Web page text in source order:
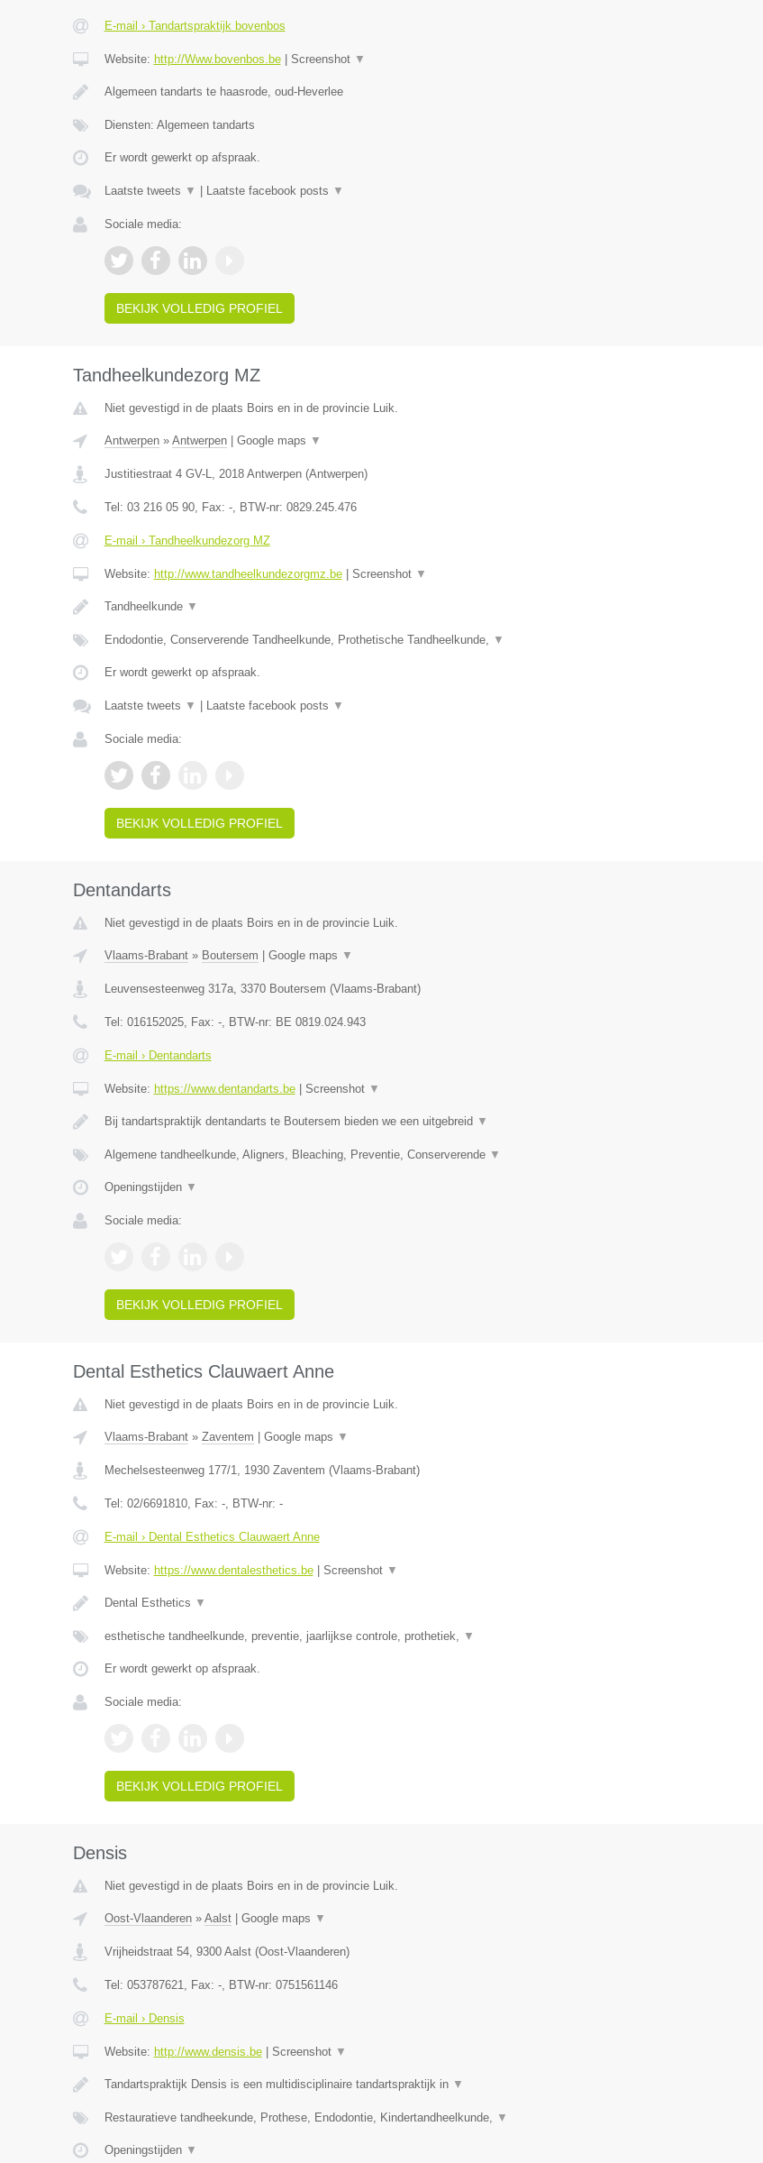
E-mail › Tandartspraktijk bovenbos
Website: http://Www.bovenbos.be| Screenshot ▼
Algemeen tandarts te haasrode, oud-Heverlee
Diensten: Algemeen tandarts
Er wordt gewerkt op afspraak.
Laatste tweets ▼ Laatste facebook posts ▼
Sociale media:
BEKIJK VOLLEDIG PROFIEL
Tandheelkundezorg MZ
Niet gevestigd in de plaats Boirs en in de provincie Luik.
Antwerpen» Antwerpen| Google maps ▼
Justitiestraat 4 GV-L, 2018 Antwerpen(Antwerpen)
Tel: 03 216 05 90, Fax: -, BTW-nr: 0829.245.476
E-mail › Tandheelkundezorg MZ
Website: http://www.tandheelkundezorgmz.be| Screenshot ▼
Tandheelkunde ▼
Endodontie, Conserverende Tandheelkunde, Prothetische Tandheelkunde, ▼
Er wordt gewerkt op afspraak.
Laatste tweets ▼ Laatste facebook posts ▼
Sociale media:
BEKIJK VOLLEDIG PROFIEL
Dentandarts
Niet gevestigd in de plaats Boirs en in de provincie Luik.
Vlaams-Brabant» Boutersem Google maps ▼
Leuvensesteenweg 317a, 3370 Boutersem (Vlaams-Brabant)
Tel: 016152025, Fax: -, BTW-nr: BE 0819.024.943
E-mail › Dentandarts
Website: https://www.dentandarts.be| Screenshot ▼
Bij tandartspraktijk dentandarts te Boutersem bieden we een uitgebreid ▼
Algemene tandheelkunde, Aligners, Bleaching, Preventie, Conserverende ▼
Openingstijden ▼
Sociale media:
BEKIJK VOLLEDIG PROFIEL
Dental Esthetics Clauwaert Anne
Niet gevestigd in de plaats Boirs en in de provincie Luik.
Vlaams-Brabant» Zaventem Google maps ▼
Mechelsesteenweg 177/1, 1930 Zaventem (Vlaams-Brabant)
Tel: 02/6691810, Fax: -, BTW-nr: -
E-mail › Dental Esthetics Clauwaert Anne
Website: https://www.dentalesthetics.be| Screenshot ▼
Dental Esthetics ▼
esthetische tandheelkunde, preventie, jaarlijkse controle, prothetiek, ▼
Er wordt gewerkt op afspraak.
Sociale media:
BEKIJK VOLLEDIG PROFIEL
Densis
Niet gevestigd in de plaats Boirs en in de provincie Luik.
Oost-Vlaanderen» Aalst| Google maps ▼
Vrijheidstraat 54, 9300 Aalst(Oost-Vlaanderen)
Tel: 053787621, Fax: -, BTW-nr: 0751561146
E-mail › Densis
Website: http://www.densis.be| Screenshot ▼
Tandartspraktijk Densis is een multidisciplinaire tandartspraktijk in ▼
Restauratieve tandheekunde, Prothese, Endodontie, Kindertandheelkunde, ▼
Openingstijden ▼